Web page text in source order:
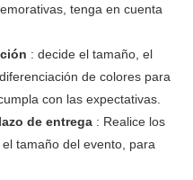
tenga en cuenta
: decide el tamaño, el
de colores para
con las expectativas.
de entrega : Realice los
tamaño del evento, para